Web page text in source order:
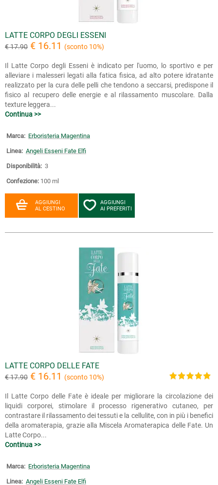
LATTE CORPO DEGLI ESSENI
€ 17.90 € 16.11 (sconto 10%)
Il Latte Corpo degli Esseni è indicato per l'uomo, lo sportivo e per
alleviare i malesseri legati alla fatica fisica, ad alto potere idratante
realizzato per la cura delle pelli che tendono a seccarsi, predispone il
fisico al recupero delle energie e al rilassamento muscolare. Dalla
texture leggera...
Continua >>
Marca: Erboristeria Magentina
Linea: Angeli Esseni Fate Elfi
Disponibilità: 3
Confezione: 100 ml
AGGIUNGI
AL CESTINO
AGGIUNGI
AI PREFERITI
LATTE CORPO DELLE FATE
€ 17.90 € 16.11 (sconto 10%)
Il Latte Corpo delle Fate è ideale per migliorare la circolazione dei
liquidi corporei, stimolare il processo rigenerativo cutaneo, per
contrastare il rilassamento dei tessuti e la cellulite, con in più i benefici
della aromaterapia, grazie alla Miscela Aromaterapica delle Fate. Un
Latte Corpo...
Continua >>
Marca: Erboristeria Magentina
Linea: Angeli Esseni Fate Elfi